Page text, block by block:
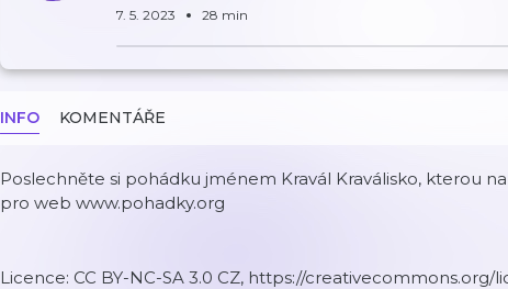
7. 5. 2023 28 min
INFO KOMENTÁŘE
Poslechněte si pohádku jménem Kravál Kraválisko, kterou
pro web www.pohadky.org
Licence: CC BY-NC-SA 3.0 CZ, https://creativecommons.org/